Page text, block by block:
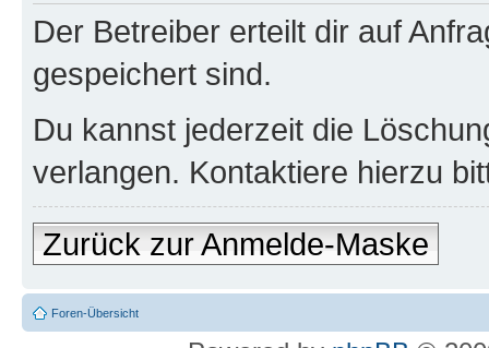
Der Betreiber erteilt dir auf
gespeichert sind.
Du kannst jederzeit die
verlangen. Kontaktiere hierzu
Zurück zur Anmelde-Maske
Foren-Übersicht